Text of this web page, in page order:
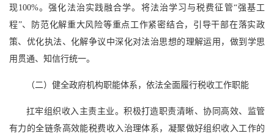
现100%。强化法治实践融合学。将法治学习与税费征管“强基工
程”、防范化解重大风险等重点工作紧密结合，引导干部在落实政
策、优化执法、化解争议中深化对法治思想的理解运用，做到学思
用贯通、知信行统一。
（二）健全政府机构职能体系，依法全面履行税收工作职能
扛牢组织收入主责主业。积极打造职责清晰、协同高效、监管
有力的全链条高效能税费收入治理体系，凝聚做好组织收入工作的